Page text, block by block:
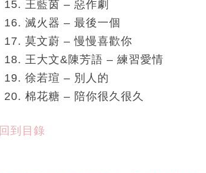
王藍茵 – 惡作劇
滅火器 – 最後一個
莫文蔚 – 慢慢喜歡你
王大文&陳芳語 – 練習愛情
徐若瑄 – 別人的
棉花糖 – 陪你很久很久
回到目錄